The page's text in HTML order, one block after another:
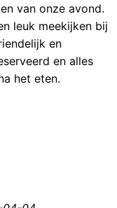
van onze avond.
leuk meekijken bij
en
en alles
het eten.